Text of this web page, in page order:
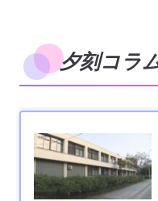
夕刻コラ